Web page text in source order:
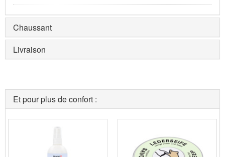
Chaussant
Livraison
Et pour plus de confort :